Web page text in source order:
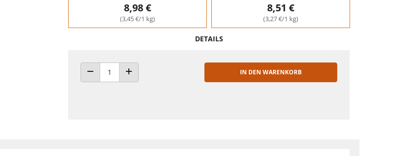
8,98 €
(3,45 €/1 kg)
8,51 €
(3,27 €/1 kg)
DETAILS
ANZAHL VERRINGERNANZAHL ERHÖHEN
IN DEN WARENKORB